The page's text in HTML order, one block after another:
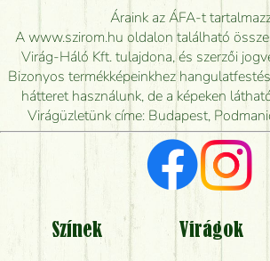
Meddig rendelhetek virágküldést
kiszállítsák?
Mennyire gyorsan tudják
mikor tudják leghamarabb
Vörös rózsát keresek, van
Milyen visszajelzést kapok a
Tényleg azt kapom, ami a
Mit kell tudni a virágcsokrok
Áraink az ÁFA-t
A www.szirom.hu oldalon található
Virág-Háló Kft. tulajdona, és szerzői
Bizonyos termékképeinkhez
hátteret használunk, de a képeken
Virágüzletünk címe: Budapest,
Színek Virágok